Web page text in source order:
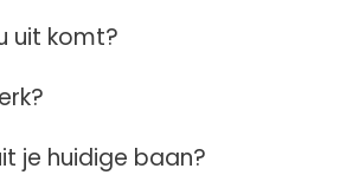
uit komt?
je huidige baan?